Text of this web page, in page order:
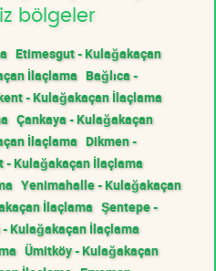
bölgeler
Etimesgut - Kulağakaçan
İlaçlama Bağlıca -
- Kulağakaçan İlaçlama
Çankaya - Kulağakaçan
İlaçlama Dikmen -
- Kulağakaçan İlaçlama
Yenimahalle - Kulağakaçan
İlaçlama Şentepe -
Kulağakaçan İlaçlama
Ümitköy - Kulağakaçan